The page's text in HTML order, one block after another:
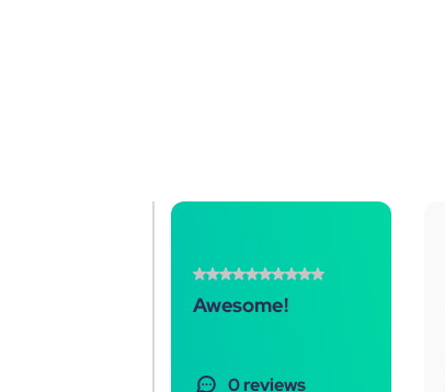
Awesome!
0 reviews